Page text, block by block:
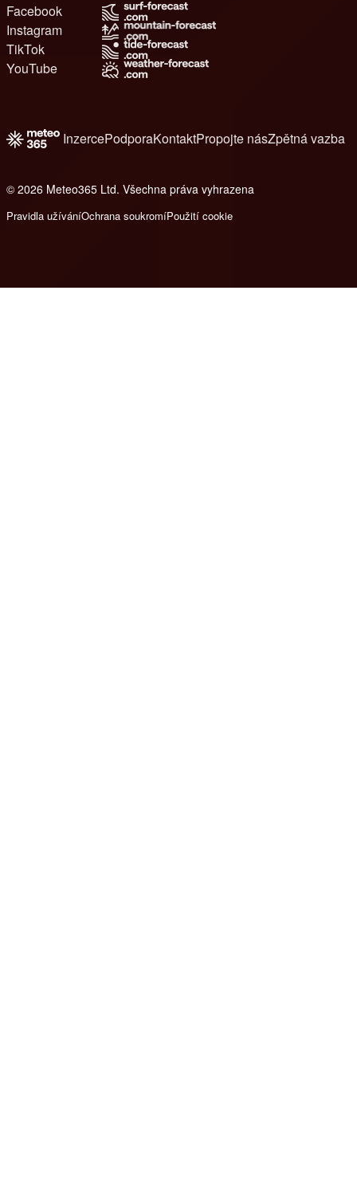
Facebook
Instagram
TikTok
YouTube
InzercePodporaKontaktPropojte násZpětná vazba
© 2026 Meteo365 Ltd. Všechna práva vyhrazena
Pravidla užíváníOchrana soukromíPoužití cookie